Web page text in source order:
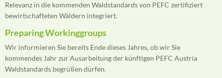
Relevanz in die kommenden Waldstandards von PEFC zertifiziert
bewirtschafteten Wäldern integriert.
Preparing Workinggroups
Wir informieren Sie bereits Ende dieses Jahres, ob wir Sie
kommendes Jahr zur Ausarbeitung der künftigen PEFC Austria
Waldstandards begrüßen dürfen.